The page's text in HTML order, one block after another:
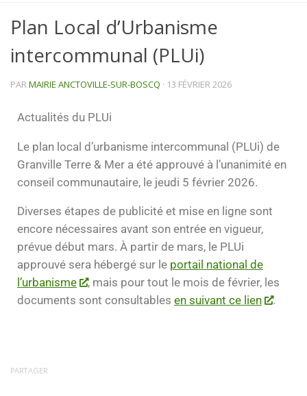
Plan Local d’Urbanisme
intercommunal (PLUi)
PARMAIRIE ANCTOVILLE-SUR-BOSCQ · 13 FÉVRIER 2026
Actualités du PLUi
Le plan local d’urbanisme intercommunal (PLUi) de
Granville Terre & Mer a été approuvé à l’unanimité en
conseil communautaire, le jeudi 5 février 2026.
Diverses étapes de publicité et mise en ligne sont
encore nécessaires avant son entrée en vigueur,
prévue début mars. À partir de mars, le PLUi
approuvé sera hébergé sur le portail national de
l’urbanisme
, mais pour tout le mois de février, les
documents sont consultables en suivant ce lien .
PARTAGER